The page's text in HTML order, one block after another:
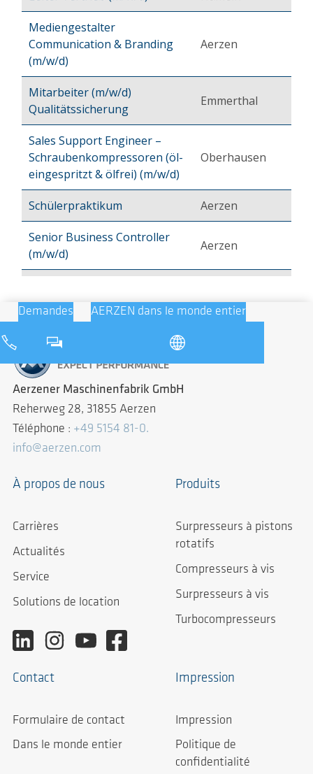
Demandes AERZEN dans le monde entier
Aerzener Maschinenfabrik GmbH
Reherweg 28, 31855 Aerzen
Téléphone : +49 5154 81-0.
info@aerzen.com
À propos de nous
Carrières
Actualités
Service
Solutions de location
Produits
Surpresseurs à pistons
rotatifs
Compresseurs à vis
Surpresseurs à vis
Turbocompresseurs
Contact
Formulaire de contact
Dans le monde entier
Impression
Impression
Politique de
confidentialité